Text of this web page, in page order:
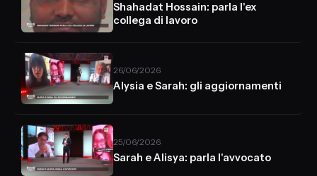
Shahadat Hossain: parla l'ex
collega di lavoro
26/06/2026
Alysia e Sarah: gli aggiornamenti
25/06/2026
Sarah e Alisya: parla l'avvocato